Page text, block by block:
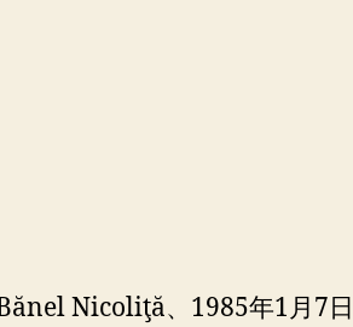
Nicoliţă、1985年1月7日